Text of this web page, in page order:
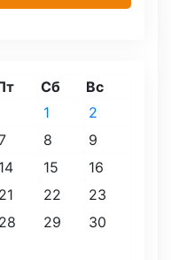
Сб Вс
1
2
8
9
14 15
16
21 22
23
28 29
30